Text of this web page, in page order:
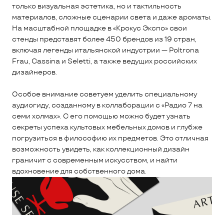
только визуальная эстетика, но и тактильность
материалов, сложные сценарии света и даже ароматы.
На масштабной площадке в «Крокус Экспо» свои
стенды представят более 450 брендов из 19 стран,
включая легенды итальянской индустрии — Poltrona
Frau, Cassina и Seletti, а также ведущих российских
дизайнеров.
Особое внимание советуем уделить специальному
аудиогиду, созданному в коллаборации с «Радио 7 на
семи холмах». С его помощью можно будет узнать
секреты успеха культовых мебельных домов и глубже
погрузиться в философию их предметов. Это отличная
возможность увидеть, как коллекционный дизайн
граничит с современным искусством, и найти
вдохновение для собственного дома.